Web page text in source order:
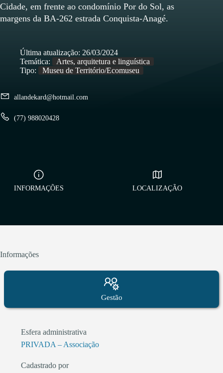
allandekard@hotmail.com
(77) 988020428
Cidade, em frente ao condomínio Por do Sol, as
margens da BA-262 estrada Conquista-Anagé.
Última atualização: 26/03/2024
Temática:
Artes, arquitetura e linguística
Tipo:
Museu de Território/Ecomuseu
INFORMAÇÕES LOCALIZAÇÃO
Informações
Gestão
Esfera administrativa
PRIVADA – Associação
Cadastrado por